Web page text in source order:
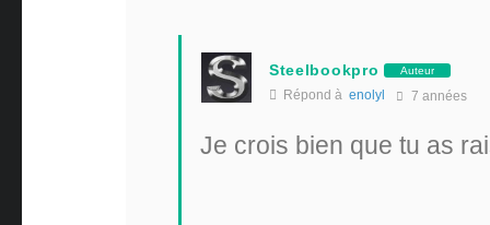
Steelbookpro Auteur
Répond à enolyl 7 années
Je crois bien que tu as